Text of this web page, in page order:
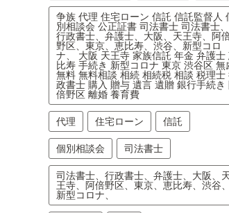
争族 代理 住宅ローン 信託 信託監督人
別相談会 公正証書 司法書士 司法書士、
行政書士、弁護士、大阪、天王寺、阿
野区、東京、恵比寿、渋谷、新型コロ
ナ、 大阪 天王寺 家族信託 年金 弁護士
比寿 手続き 新型コロナ 東京 渋谷区 無
無料 無料相談 相続 相続税 相談 税理士
政書士 購入 贈与 遺言 遺贈 銀行手続き
倍野区 離婚 養育費
代理 住宅ローン 信託
個別相談会 司法書士
司法書士、行政書士、弁護士、大阪、
王寺、阿倍野区、東京、恵比寿、渋谷、
新型コロナ、